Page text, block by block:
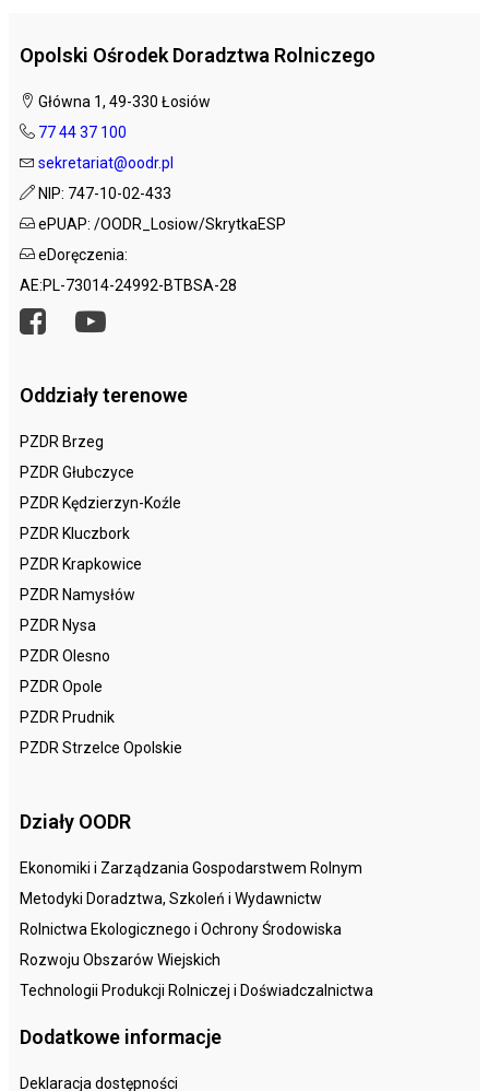
Opolski Ośrodek Doradztwa Rolniczego
Główna 1, 49-330 Łosiów
77 44 37 100
sekretariat@oodr.pl
NIP: 747-10-02-433
ePUAP: /OODR_Losiow/SkrytkaESP
eDoręczenia:
AE:PL-73014-24992-BTBSA-28
Oddziały terenowe
PZDR Brzeg
PZDR Głubczyce
PZDR Kędzierzyn-Koźle
PZDR Kluczbork
PZDR Krapkowice
PZDR Namysłów
PZDR Nysa
PZDR Olesno
PZDR Opole
PZDR Prudnik
PZDR Strzelce Opolskie
Działy OODR
Ekonomiki i Zarządzania Gospodarstwem Rolnym
Metodyki Doradztwa, Szkoleń i Wydawnictw
Rolnictwa Ekologicznego i Ochrony Środowiska
Rozwoju Obszarów Wiejskich
Technologii Produkcji Rolniczej i Doświadczalnictwa
Dodatkowe informacje
Deklaracja dostępności